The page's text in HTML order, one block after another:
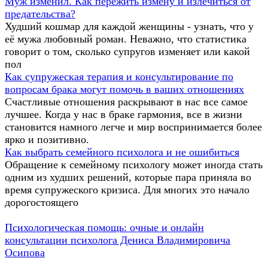
предательства?
Худший кошмар для каждой женщины - узнать, что у
её мужа любовный роман. Неважно, что статистика
говорит о том, сколько супругов изменяет или какой
пол
Как супружеская терапия и консультирование по
вопросам брака могут помочь в ваших отношениях
Счастливые отношения раскрывают в нас все самое
лучшее. Когда у нас в браке гармония, все в жизни
становится намного легче и мир воспринимается более
ярко и позитивно.
Как выбрать семейного психолога и не ошибиться
Обращение к семейному психологу может иногда стать
одним из худших решений, которые пара приняла во
время супружеского кризиса. Для многих это начало
дорогостоящего
Психологическая помощь: очные и онлайн
консультации психолога Дениса Владимировича
Осипова